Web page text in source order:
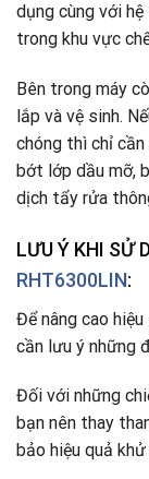
dụng cùng với
trong khu vực
Bên trong máy
lắp và vệ sinh.
chóng thì chỉ
bớt lớp dầu mỡ,
dịch tẩy rửa
LƯU Ý KHI SỬ
RHT6300LIN:
Để nâng cao
cần lưu ý những
Đối với những
bạn nên thay
bảo hiệu quả khử